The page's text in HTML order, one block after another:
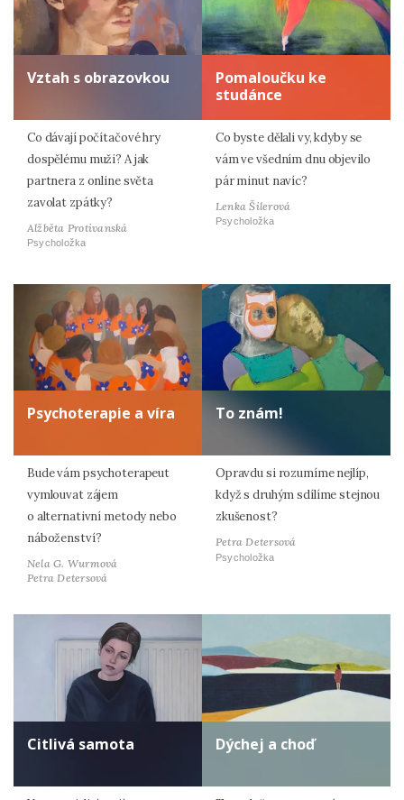
Vztah s obrazovkou
Co dávají počítačové hry
dospělému muži? A jak
partnera z online světa
zavolat zpátky?
Alžběta Protivanská
Psycholožka
Pomaloučku ke
studánce
Co byste dělali vy, kdyby se
vám ve všedním dnu objevilo
pár minut navíc?
Lenka Šilerová
Psycholožka
Psychoterapie a víra
Bude vám psychoterapeut
vymlouvat zájem
o alternativní metody nebo
náboženství?
Nela G. Wurmová
Petra Detersová
To znám!
Opravdu si rozumíme nejlíp,
když s druhým sdílíme stejnou
zkušenost?
Petra Detersová
Psycholožka
Citlivá samota Dýchej a choď